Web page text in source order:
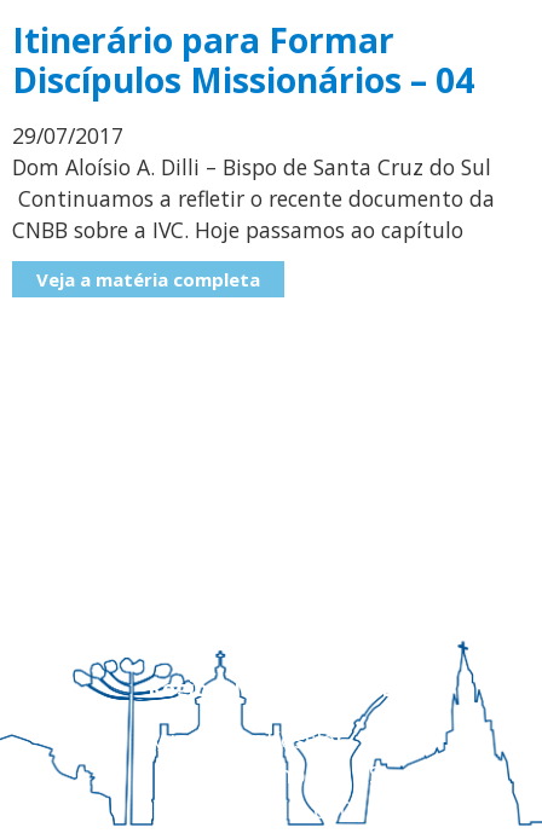
Itinerário para Formar
Discípulos Missionários – 04
29/07/2017
Dom Aloísio A. Dilli – Bispo de Santa Cruz do Sul
Continuamos a refletir o recente documento da
CNBB sobre a IVC. Hoje passamos ao capítulo
Veja a matéria completa
Regional Sul 3 da CNBB
Rua Víctor Kessler, 174
Centro, Canoas – RS
CEP 92310-000